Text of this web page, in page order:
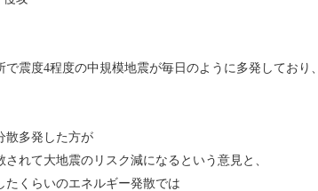
震度4程度の中規模地震が毎日のように多発しており、
散多発した方が
れて大地震のリスク減になるという意見と、
たくらいのエネルギー発散では